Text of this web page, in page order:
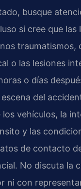
busque
si cree que las
traumatismos,
o las lesiones
o días
del
vehículos, la
y las
de contacto
No discuta la
ni con